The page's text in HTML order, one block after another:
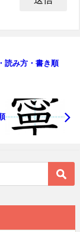
読み方・書き順